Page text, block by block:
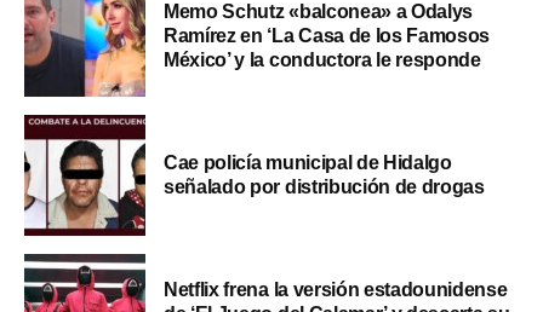
Memo Schutz «balconea» a Odalys
Ramírez en ‘La Casa de los Famosos
México’ y la conductora le responde
Cae policía municipal de Hidalgo
señalado por distribución de drogas
Netflix frena la versión estadounidense